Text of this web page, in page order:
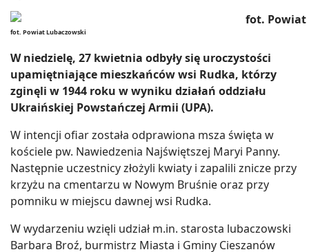
fot. Powiat Lubaczowski
W niedzielę, 27 kwietnia odbyły się uroczystości
upamiętniające mieszkańców wsi Rudka, którzy
zginęli w 1944 roku w wyniku działań oddziału
Ukraińskiej Powstańczej Armii (UPA).
W intencji ofiar została odprawiona msza święta w
kościele pw. Nawiedzenia Najświętszej Maryi Panny.
Następnie uczestnicy złożyli kwiaty i zapalili znicze przy
krzyżu na cmentarzu w Nowym Bruśnie oraz przy
pomniku w miejscu dawnej wsi Rudka.
W wydarzeniu wzięli udział m.in. starosta lubaczowski
Barbara Broź, burmistrz Miasta i Gminy Cieszanów